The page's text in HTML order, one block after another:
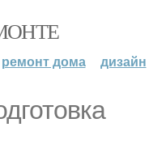
ремонт дома дизайн